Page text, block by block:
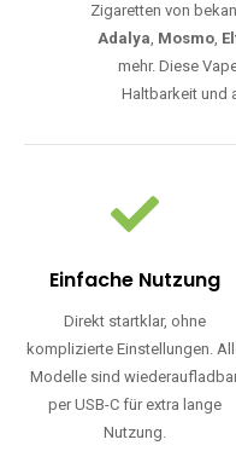
Zigaretten von
Adalya, Mosmo,
mehr. Diese
Haltbarkeit und
Einfache Nutzung
Direkt startklar, ohne
komplizierte Einstellungen.
Modelle sind
per USB-C für extra lange
Nutzung.